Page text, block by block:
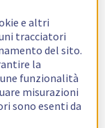
e altri
tracciatori
del sito.
la
funzionalità
misurazioni
sono esenti da